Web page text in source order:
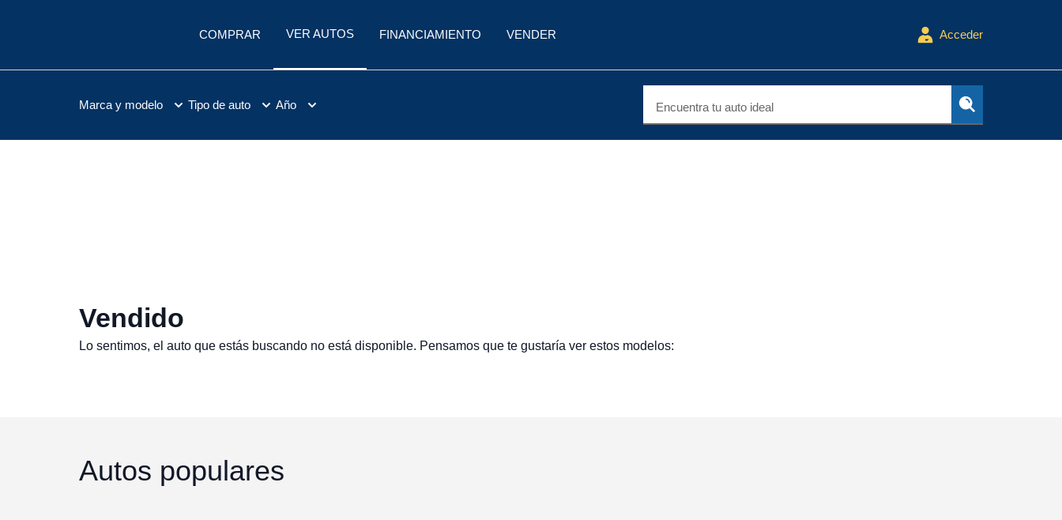
COMPRAR VER AUTOS FINANCIAMIENTO VENDER Acceder
Marca y modelo Tipo de auto Año Encuentra tu auto ideal
Vendido
Lo sentimos, el auto que estás buscando no está disponible. Pensamos que te gustaría ver estos modelos:
Autos populares